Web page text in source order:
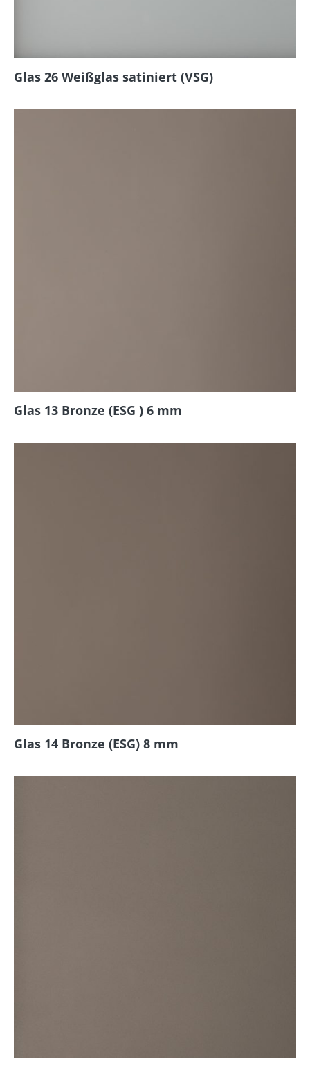
Glas 26 Weißglas satiniert (VSG)
Glas 13 Bronze (ESG ) 6 mm
Glas 14 Bronze (ESG) 8 mm